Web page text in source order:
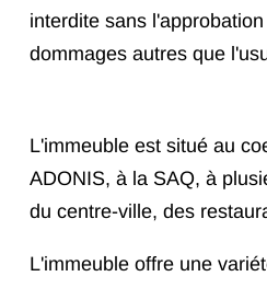
interdite sans
dommages autres que
L'immeuble est situé au
ADONIS, à la SAQ, à
du centre-ville, des
L'immeuble offre une